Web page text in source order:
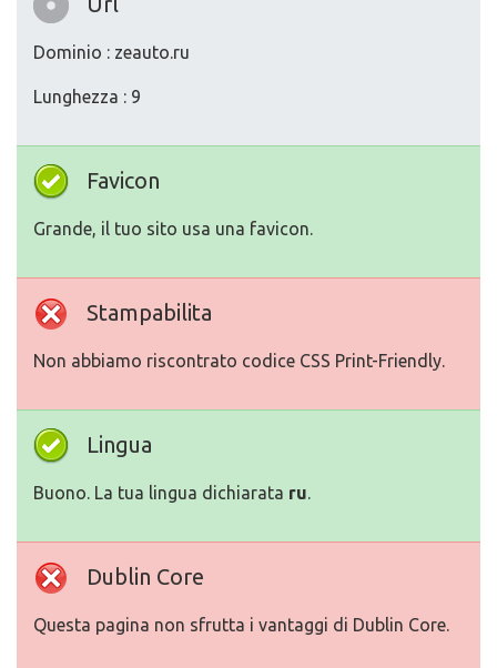
Dominio : zeauto.ru
Lunghezza : 9
Favicon
Grande, il tuo sito usa una favicon.
Stampabilita
Non abbiamo riscontrato codice CSS Print-Friendly.
Lingua
Buono. La tua lingua dichiarata ru.
Dublin Core
Questa pagina non sfrutta i vantaggi di Dublin Core.